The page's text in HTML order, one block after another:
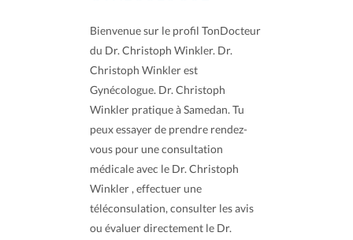
Bienvenue sur le profil TonDocteur
du Dr. Christoph Winkler. Dr.
Christoph Winkler est
Gynécologue. Dr. Christoph
Winkler pratique à Samedan. Tu
peux essayer de prendre rendez-
vous pour une consultation
médicale avec le Dr. Christoph
Winkler , effectuer une
téléconsulation, consulter les avis
ou évaluer directement le Dr.